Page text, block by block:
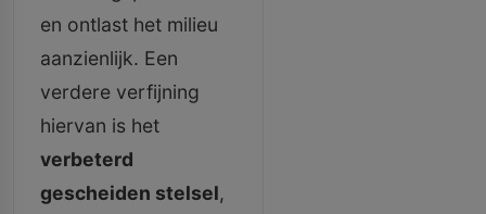
en ontlast het milieu
aanzienlijk. Een
verdere verfijning
hiervan is het
verbeterd
gescheiden stelsel,